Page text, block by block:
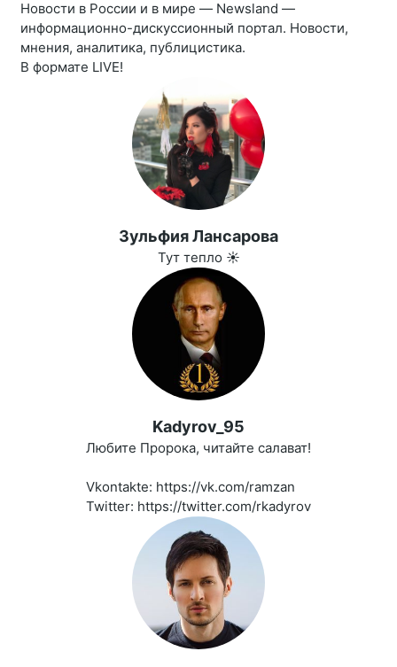
Новости в России и в мире — Newsland —
информационно-дискуссионный портал. Новости,
мнения, аналитика, публицистика.
В формате LIVE!
Зульфия Лансарова
Тут тепло ☀️
Kadyrov_95
Любите Пророка, читайте салават!
Vkontakte: https://vk.com/ramzan
Twitter: https://twitter.com/rkadyrov